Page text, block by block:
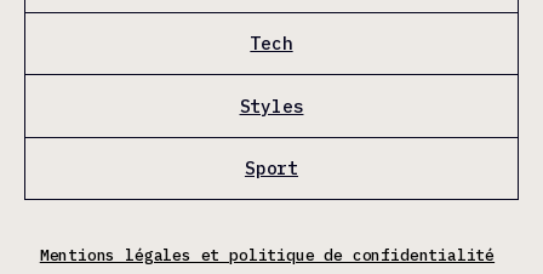
Tech
Styles
Sport
Mentions légales et politique de confidentialité